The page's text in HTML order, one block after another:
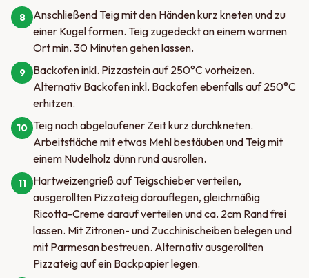
8
Anschließend Teig mit den Händen kurz kneten und zu
einer Kugel formen. Teig zugedeckt an einem warmen
Ort min. 30 Minuten gehen lassen.
9
Backofen inkl. Pizzastein auf 250°C vorheizen.
Alternativ Backofen inkl. Backofen ebenfalls auf 250°C
erhitzen.
10 Teig nach abgelaufener Zeit kurz durchkneten.
Arbeitsfläche mit etwas Mehl bestäuben und Teig mit
einem Nudelholz dünn rund ausrollen.
11
Hartweizengrieß auf Teigschieber verteilen,
ausgerollten Pizzateig darauflegen, gleichmäßig
Ricotta-Creme darauf verteilen und ca. 2cm Rand frei
lassen. Mit Zitronen- und Zucchinischeiben belegen und
mit Parmesan bestreuen. Alternativ ausgerollten
Pizzateig auf ein Backpapier legen.